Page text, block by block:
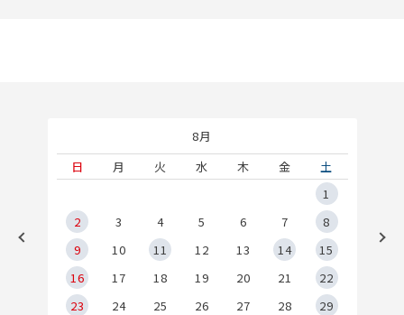
8月
日
月 火 水 木 金
土
1
2
3 4 5 6 7
8
9
10 11 12 13 14
15
16
17 18 19 20 21
22
23
24 25 26 27 28
29